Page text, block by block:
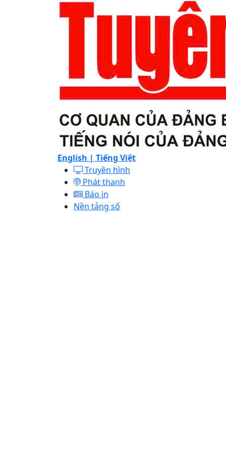
English | Tiếng Việt
Truyền hình
Phát thanh
Báo in
Nền tảng số